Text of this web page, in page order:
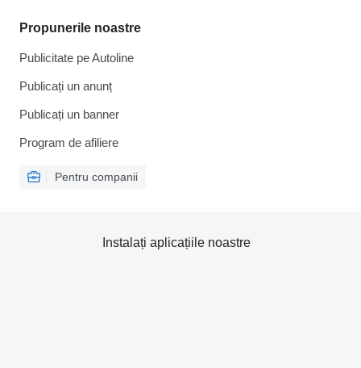
Propunerile noastre
Publicitate pe Autoline
Publicați un anunț
Publicați un banner
Program de afiliere
Pentru companii
Instalați aplicațiile noastre